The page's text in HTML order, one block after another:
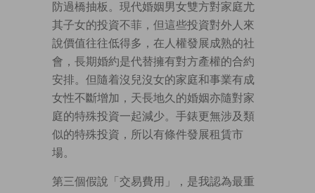
防過橋抽板。現代婚姻男女雙方對家庭尤
其子女的投資不菲，但這些投資對外人來
說價值往往低得多，在人權發展成熟的社
會，長期婚約是代替擁有對方產權的合約
安排。但隨着沒兒沒女的家庭和事業有成
女性不斷增加，天長地久的婚姻亦隨對家
庭的特殊投資一起減少。手錶更無涉及類
似的特殊投資，所以有條件發展租賃市
場。
第三個假說「交易費用」，是我認為最重